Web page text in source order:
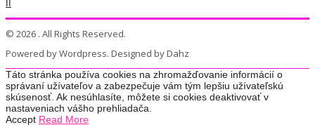
© 2026 . All Rights Reserved.
Powered by Wordpress. Designed by Dahz
Táto stránka používa cookies na zhromažďovanie informácií o
správaní užívateľov a zabezpečuje vám tým lepšiu užívateľskú
skúsenosť. Ak nesúhlasíte, môžete si cookies deaktivovať v
nastaveniach vášho prehliadača.
Accept Read More